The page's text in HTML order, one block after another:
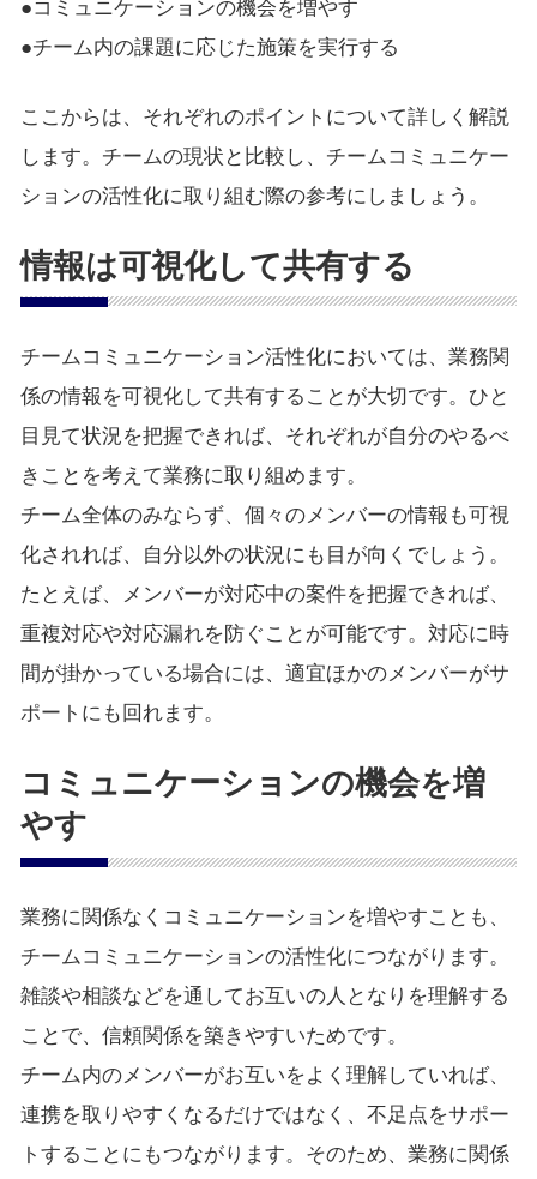
●コミュニケーションの機会を増やす
●チーム内の課題に応じた施策を実行する
ここからは、それぞれのポイントについて詳しく解説
します。チームの現状と比較し、チームコミュニケー
ションの活性化に取り組む際の参考にしましょう。
情報は可視化して共有する
チームコミュニケーション活性化においては、業務関
係の情報を可視化して共有することが大切です。ひと
目見て状況を把握できれば、それぞれが自分のやるべ
きことを考えて業務に取り組めます。
チーム全体のみならず、個々のメンバーの情報も可視
化されれば、自分以外の状況にも目が向くでしょう。
たとえば、メンバーが対応中の案件を把握できれば、
重複対応や対応漏れを防ぐことが可能です。対応に時
間が掛かっている場合には、適宜ほかのメンバーがサ
ポートにも回れます。
コミュニケーションの機会を増
やす
業務に関係なくコミュニケーションを増やすことも、
チームコミュニケーションの活性化につながります。
雑談や相談などを通してお互いの人となりを理解する
ことで、信頼関係を築きやすいためです。
チーム内のメンバーがお互いをよく理解していれば、
連携を取りやすくなるだけではなく、不足点をサポー
トすることにもつながります。そのため、業務に関係